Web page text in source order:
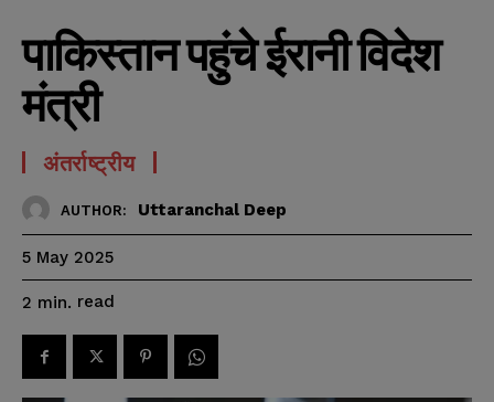
पाकिस्तान पहुंचे ईरानी विदेश
मंत्री
अंतर्राष्ट्रीय
AUTHOR: Uttaranchal Deep
5 May 2025
2 min. read